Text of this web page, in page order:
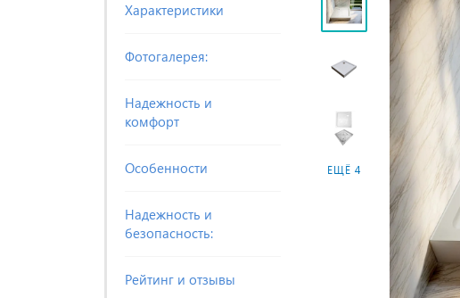
Характеристики
Фотогалерея:
Надежность и
комфорт
Особенности
Надежность и
безопасность:
Рейтинг и отзывы
ЕЩЁ 4